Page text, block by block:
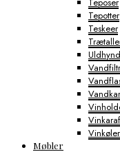
Tepotter
Teskeer
Møbler